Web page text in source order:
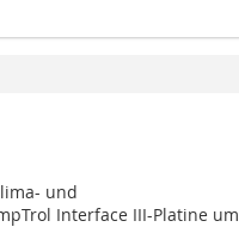
und
Interface III-Platine um